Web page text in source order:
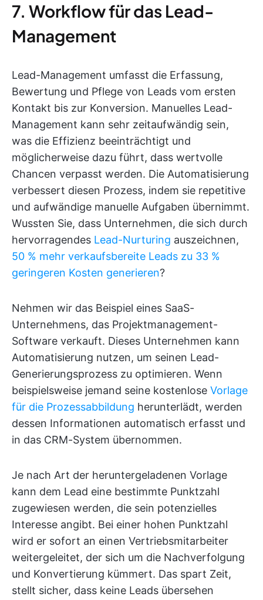
7. Workflow für das Lead-
Management
Lead-Management umfasst die Erfassung,
Bewertung und Pflege von Leads vom ersten
Kontakt bis zur Konversion. Manuelles Lead-
Management kann sehr zeitaufwändig sein,
was die Effizienz beeinträchtigt und
möglicherweise dazu führt, dass wertvolle
Chancen verpasst werden. Die Automatisierung
verbessert diesen Prozess, indem sie repetitive
und aufwändige manuelle Aufgaben übernimmt.
Wussten Sie, dass Unternehmen, die sich durch
hervorragendes Lead-Nurturing auszeichnen,
50 % mehr verkaufsbereite Leads zu 33 %
geringeren Kosten generieren?
Nehmen wir das Beispiel eines SaaS-
Unternehmens, das Projektmanagement-
Software verkauft. Dieses Unternehmen kann
Automatisierung nutzen, um seinen Lead-
Generierungsprozess zu optimieren. Wenn
beispielsweise jemand seine kostenlose Vorlage
für die Prozessabbildung herunterlädt, werden
dessen Informationen automatisch erfasst und
in das CRM-System übernommen.
Je nach Art der heruntergeladenen Vorlage
kann dem Lead eine bestimmte Punktzahl
zugewiesen werden, die sein potenzielles
Interesse angibt. Bei einer hohen Punktzahl
wird er sofort an einen Vertriebsmitarbeiter
weitergeleitet, der sich um die Nachverfolgung
und Konvertierung kümmert. Das spart Zeit,
stellt sicher, dass keine Leads übersehen